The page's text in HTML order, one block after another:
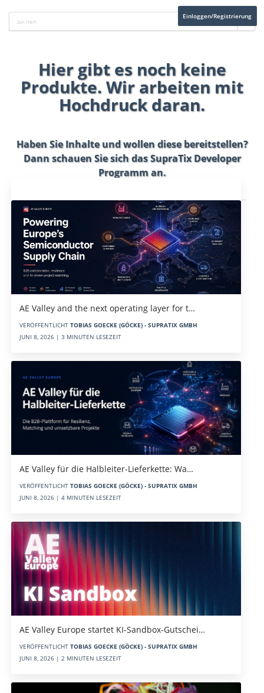
Einloggen/Registrierung
Hier gibt es noch keine
Produkte. Wir arbeiten mit
Hochdruck daran.
Haben Sie Inhalte und wollen diese bereitstellen?
Dann schauen Sie sich dasSupraTix Developer
Programman.
AE Valley and the next operating layer for t…
VERÖFFENTLICHT TOBIAS GOECKE (GÖCKE) - SUPRATIX GMBH
JUNI 8, 2026 | 3 MINUTEN LESEZEIT
AE Valley für die Halbleiter-Lieferkette: Wa…
VERÖFFENTLICHT TOBIAS GOECKE (GÖCKE) - SUPRATIX GMBH
JUNI 8, 2026 | 4 MINUTEN LESEZEIT
AE Valley Europe startet KI-Sandbox-Gutschei…
VERÖFFENTLICHT TOBIAS GOECKE (GÖCKE) - SUPRATIX GMBH
JUNI 8, 2026 | 2 MINUTEN LESEZEIT